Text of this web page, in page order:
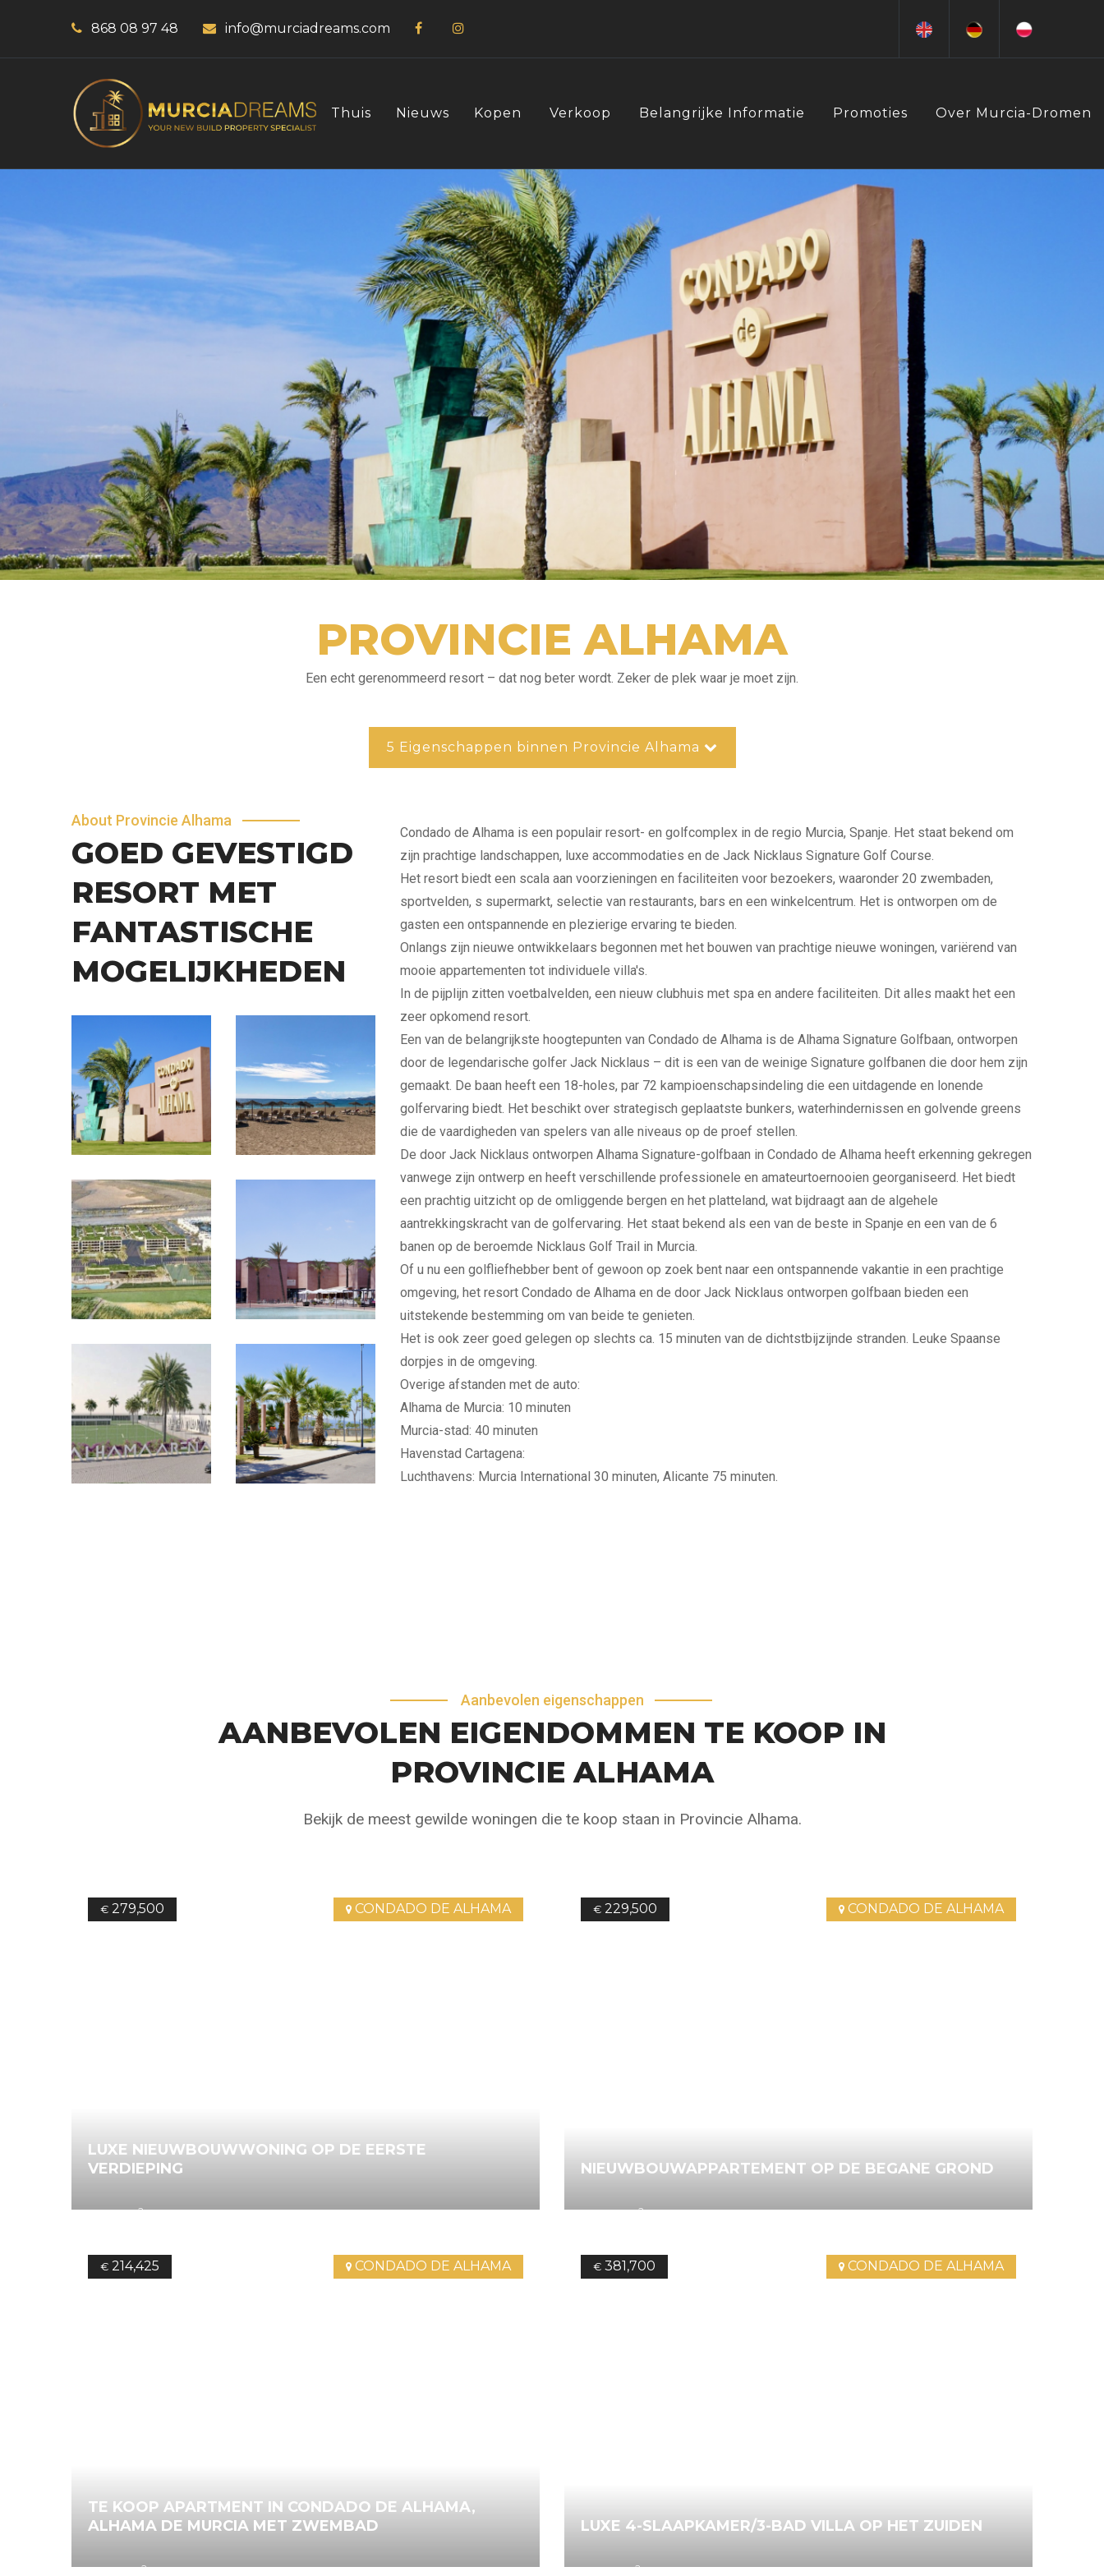
868 08 97 48 info@murciadreams.com
Thuis Nieuws Kopen Verkoop Belangrijke Informatie Promoties Over Murcia-Dromen
PROVINCIE ALHAMA
Een echt gerenommeerd resort – dat nog beter wordt. Zeker de plek waar je moet zijn.
5 Eigenschappen binnen Provincie Alhama
About Provincie Alhama
GOED GEVESTIGD
RESORT MET
FANTASTISCHE
MOGELIJKHEDEN
Condado de Alhama is een populair resort- en golfcomplex in de regio Murcia, Spanje. Het staat bekend om
zijn prachtige landschappen, luxe accommodaties en de Jack Nicklaus Signature Golf Course.
Het resort biedt een scala aan voorzieningen en faciliteiten voor bezoekers, waaronder 20 zwembaden,
sportvelden, s supermarkt, selectie van restaurants, bars en een winkelcentrum. Het is ontworpen om de
gasten een ontspannende en plezierige ervaring te bieden.
Onlangs zijn nieuwe ontwikkelaars begonnen met het bouwen van prachtige nieuwe woningen, variërend van
mooie appartementen tot individuele villa's.
In de pijplijn zitten voetbalvelden, een nieuw clubhuis met spa en andere faciliteiten. Dit alles maakt het een
zeer opkomend resort.
Een van de belangrijkste hoogtepunten van Condado de Alhama is de Alhama Signature Golfbaan, ontworpen
door de legendarische golfer Jack Nicklaus – dit is een van de weinige Signature golfbanen die door hem zijn
gemaakt. De baan heeft een 18-holes, par 72 kampioenschapsindeling die een uitdagende en lonende
golfervaring biedt. Het beschikt over strategisch geplaatste bunkers, waterhindernissen en golvende greens
die de vaardigheden van spelers van alle niveaus op de proef stellen.
De door Jack Nicklaus ontworpen Alhama Signature-golfbaan in Condado de Alhama heeft erkenning gekregen
vanwege zijn ontwerp en heeft verschillende professionele en amateurtoernooien georganiseerd. Het biedt
een prachtig uitzicht op de omliggende bergen en het platteland, wat bijdraagt aan de algehele
aantrekkingskracht van de golfervaring. Het staat bekend als een van de beste in Spanje en een van de 6
banen op de beroemde Nicklaus Golf Trail in Murcia.
Of u nu een golfliefhebber bent of gewoon op zoek bent naar een ontspannende vakantie in een prachtige
omgeving, het resort Condado de Alhama en de door Jack Nicklaus ontworpen golfbaan bieden een
uitstekende bestemming om van beide te genieten.
Het is ook zeer goed gelegen op slechts ca. 15 minuten van de dichtstbijzijnde stranden. Leuke Spaanse
dorpjes in de omgeving.
Overige afstanden met de auto:
Alhama de Murcia: 10 minuten
Murcia-stad: 40 minuten
Havenstad Cartagena:
Luchthavens: Murcia International 30 minuten, Alicante 75 minuten.
Aanbevolen eigenschappen
AANBEVOLEN EIGENDOMMEN TE KOOP IN
PROVINCIE ALHAMA
Bekijk de meest gewilde woningen die te koop staan in Provincie Alhama.
€ 279,500 CONDADO DE ALHAMA
LUXE NIEUWBOUWWONING OP DE EERSTE
VERDIEPING
78.25m2 2Bedrooms 2Bathrooms Ref.4641
€ 229,500 CONDADO DE ALHAMA
NIEUWBOUWAPPARTEMENT OP DE BEGANE GROND
105.00m2 3Bedrooms 2Bathrooms Ref.4732
€ 214,425 CONDADO DE ALHAMA
TE KOOP APARTMENT IN CONDADO DE ALHAMA,
ALHAMA DE MURCIA MET ZWEMBAD
90.42m2 2Bedrooms 2Bathrooms Ref.4622
€ 381,700 CONDADO DE ALHAMA
LUXE 4-SLAAPKAMER/3-BAD VILLA OP HET ZUIDEN
138.14m2 3Bedrooms 3Bathrooms Ref.3841